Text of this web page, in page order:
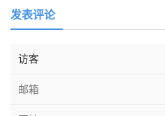
发表评论